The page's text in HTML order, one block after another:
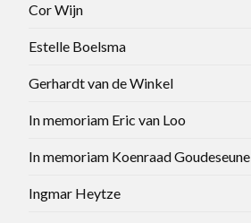
Cor Wijn
Estelle Boelsma
Gerhardt van de Winkel
In memoriam Eric van Loo
In memoriam Koenraad Goudeseune
Ingmar Heytze